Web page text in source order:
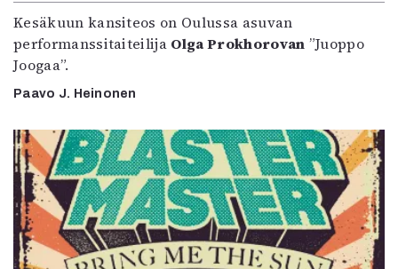
Kesäkuun kansiteos on Oulussa asuvan
performanssitaiteilija Olga Prokhorovan ”Juoppo
Joogaa”.
Paavo J. Heinonen